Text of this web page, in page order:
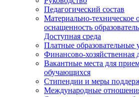
Педагогический состав
Материально-техническое
оснащенность
Доступная среда
Платные образовательные
Финансово-хозяйственная
Вакантные места для
обучающихся
Стипендии и меры
Международные